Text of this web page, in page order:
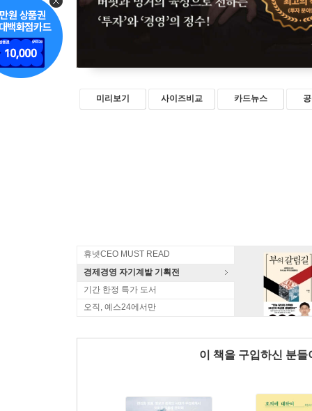
미리보기 사이즈비교 카드뉴스
휴넷CEO MUST READ
경제경영 자기계발 기획전
기간 한정 특가 도서
오직, 예스24에서만
이 책을 구입하신 분